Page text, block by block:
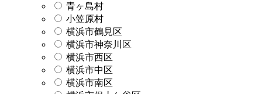
青ヶ島村
小笠原村
横浜市鶴見区
横浜市神奈川区
横浜市西区
横浜市中区
横浜市南区